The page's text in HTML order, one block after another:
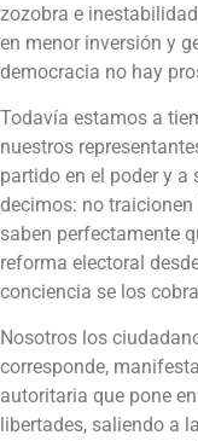
zozobra e
en menor inversión y
democracia no hay
Todavía estamos a
nuestros
partido en el poder y a
decimos: no
saben perfectamente
reforma electoral
conciencia se los
Nosotros los
corresponde,
autoritaria que pone
libertades, saliendo a